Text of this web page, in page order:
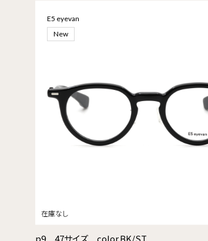
E5 eyevan
New